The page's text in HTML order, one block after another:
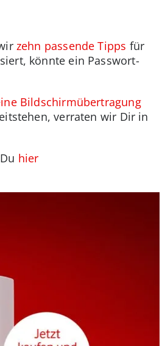
zehn passende Tipps für
könnte ein Passwort-
Bildschirmübertragung
verraten wir Dir in
hier